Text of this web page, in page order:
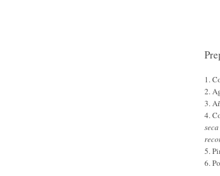
1.
2.
3.
4.
5.
6.